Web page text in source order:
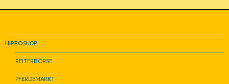
HIPPOSHOP
REITERBÖRSE
PFERDEMARKT